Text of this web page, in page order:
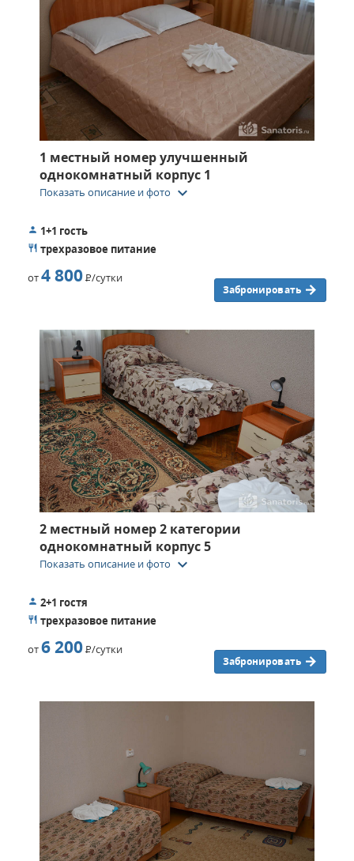
1 местный номер улучшенный
однокомнатный корпус 1
Показать описание и фото keyboard_arrow_down
1+1 гость
трехразовое питание
от4 800Р/сутки
Забронировать
2 местный номер 2 категории
однокомнатный корпус 5
Показать описание и фото keyboard_arrow_down
2+1 гостя
трехразовое питание
от6 200Р/сутки
Забронировать